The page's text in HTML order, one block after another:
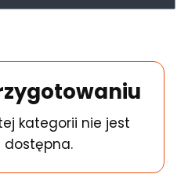
kategorii nie jest
dostępna.